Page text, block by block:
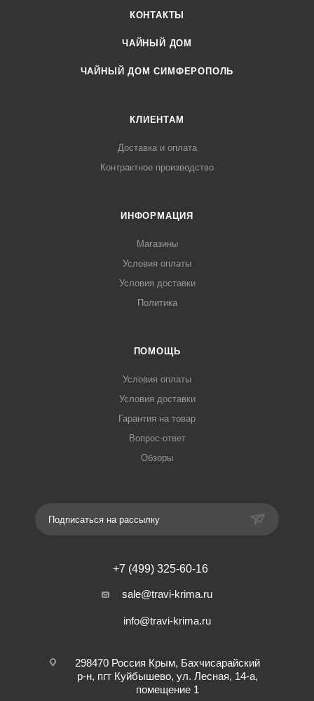
КОНТАКТЫ
ЧАЙНЫЙ ДОМ
ЧАЙНЫЙ ДОМ СИМФЕРОПОЛЬ
КЛИЕНТАМ
Доставка и оплата
Контрактное производство
ИНФОРМАЦИЯ
Магазины
Условия оплаты
Условия доставки
Политика
ПОМОЩЬ
Условия оплаты
Условия доставки
Гарантия на товар
Вопрос-ответ
Обзоры
Подписаться на рассылку
+7 (499) 325-60-16
sale@travi-krima.ru
info@travi-krima.ru
298470 Россия Крым, Бахчисарайский
р-н, пгт Куйбышево, ул. Лесная, 14-а,
помещение 1